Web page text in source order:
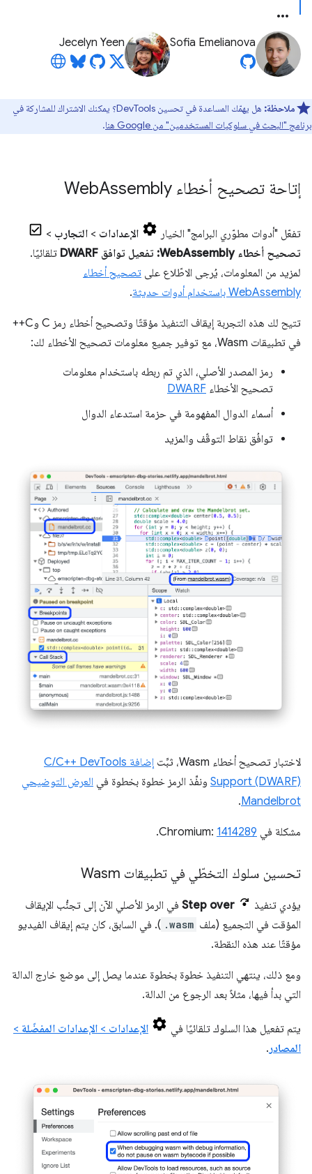
Sofia Emelianova
Jecelyn Yeen
ملاحظة: هل يهمّك المساعدة في تحسين DevTools؟ يمكنك الاشتراك للمشاركة في
برنامج "البحث في سلوكيات المستخدمين" من Google هنا
.
إتاحة تصحيح أخطاء Web Assembly
تفعّل "أدوات مطوّري البرامج" الخيار الإعدادات > التجارب >
تصحيح أخطاء WebAssembly: تفعيل توافق DWARF
تلقائيًا.
لمزيد من المعلومات، يُرجى الاطّلاع على تصحيح أخطاء
WebAssembly باستخدام أدوات حديثة
.
تتيح لك هذه التجربة إيقاف التنفيذ مؤقتًا وتصحيح أخطاء رمز C وC++
في تطبيقات Wasm، مع توفير جميع معلومات تصحيح الأخطاء لك:
رمز المصدر الأصلي، الذي تم ربطه باستخدام معلومات
تصحيح الأخطاء DWARF
أسماء الدوال المفهومة في حزمة استدعاء الدوال
توافُق نقاط التوقّف والمزيد
لاختبار تصحيح أخطاء Wasm، ثبِّت
إضافة C/C++ DevTools
Support (DWARF) ونفِّذ الرمز خطوة بخطوة في العرض التوضيحي
Mandelbrot
.
مشكلة في Chromium: 1414289
.
تحسين سلوك التخطّي في تطبيقات Wasm
يؤدي تنفيذ Step over في الرمز الأصلي الآن إلى تجنُّب الإيقاف
المؤقت في التجميع (ملف .wasm ). في السابق، كان يتم إيقاف الفيديو
مؤقتًا عند هذه النقطة.
ومع ذلك، ينتهي التنفيذ خطوة بخطوة عندما يصل إلى موضع خارج الدالة
التي بدأ فيها، مثلاً بعد الرجوع من الدالة.
يتم تفعيل هذا السلوك تلقائيًا في الإعدادات > الإعدادات المفضّلة >
المصادر .